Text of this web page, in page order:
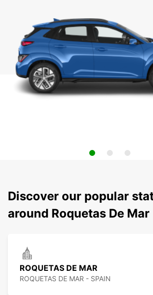
Discover our popular
around Roquetas De Mar
ROQUETAS DE MAR
ROQUETAS DE MAR - SPAIN